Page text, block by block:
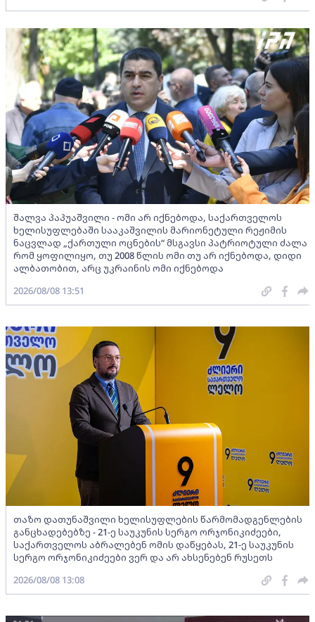
შალვა პაპუაშვილი - ომი არ იქნებოდა, საქართველოს
ხელისუფლებაში სააკაშვილის მარიონეტული რეჟიმის
ნაცვლად „ქართული ოცნების“ მსგავსი პატრიოტული ძალა
რომ ყოფილიყო, თუ 2008 წლის ომი თუ არ იქნებოდა, დიდი
ალბათობით, არც უკრაინის ომი იქნებოდა
2026/08/08 13:51
თაზო დათუნაშვილი ხელისუფლების წარმომადგენლების
განცხადებებზე - 21-ე საუკუნის სერგო ორჯონიკიძეები,
საქართველოს აბრალებენ ომის დაწყებას, 21-ე საუკუნის
სერგო ორჯონიკიძეები ვერ და არ ახსენებენ რუსეთს
2026/08/08 13:08